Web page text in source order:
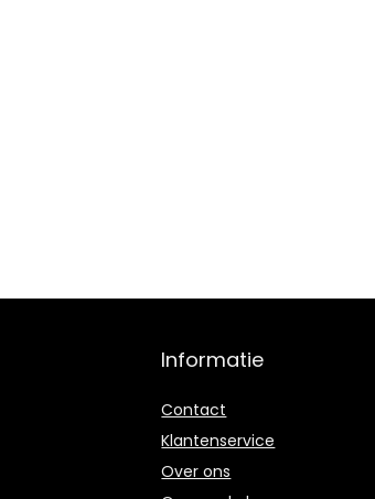
Informatie
Contact
Klantenservice
Over ons